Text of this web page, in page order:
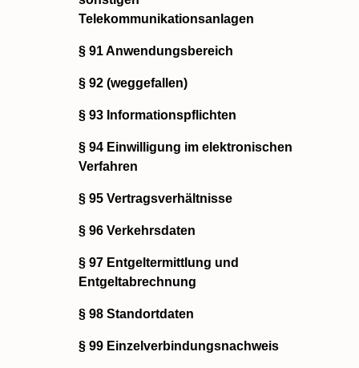
Telekommunikationsanlagen
§ 91 Anwendungsbereich
§ 92 (weggefallen)
§ 93 Informationspflichten
§ 94 Einwilligung im elektronischen
Verfahren
§ 95 Vertragsverhältnisse
§ 96 Verkehrsdaten
§ 97 Entgeltermittlung und
Entgeltabrechnung
§ 98 Standortdaten
§ 99 Einzelverbindungsnachweis